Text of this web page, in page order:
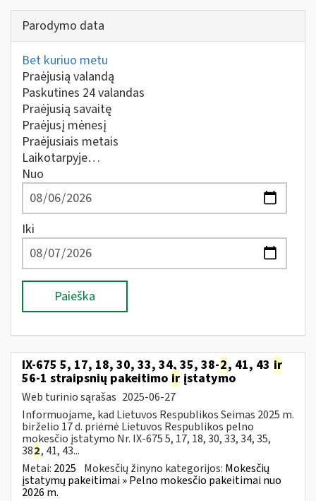
Parodymo data
Bet kuriuo metu
Praėjusią valandą
Paskutines 24 valandas
Praėjusią savaitę
Praėjusį mėnesį
Praėjusiais metais
Laikotarpyje…
Nuo
Iki
Paieška
IX-675 5, 17, 18, 30, 33, 34, 35, 38-2, 41, 43 ir
56-1 straipsnių pakeitimo ir įstatymo
Web turinio sąrašas 2025-06-27
Informuojame, kad Lietuvos Respublikos Seimas 2025 m.
birželio 17 d. priėmė Lietuvos Respublikos pelno
mokesčio įstatymo Nr. IX-675 5, 17, 18, 30, 33, 34, 35,
382, 41, 43...
Metai: 2025 Mokesčių žinyno kategorijos: Mokesčių
įstatymų pakeitimai » Pelno mokesčio pakeitimai nuo
2026 m.